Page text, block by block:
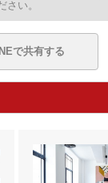
い。
で共有する